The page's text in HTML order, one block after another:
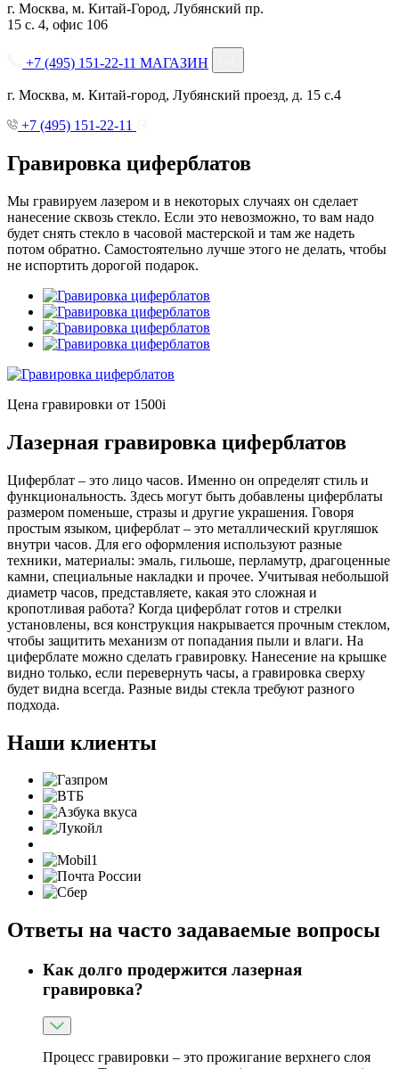
г. Москва, м. Китай-Город, Лубянский пр.
15 с. 4, офис 106
+7 (495) 151-22-11 МАГАЗИН
г. Москва, м. Китай-город, Лубянский проезд, д. 15 с.4
+7 (495) 151-22-11
Гравировка циферблатов
Мы гравируем лазером и в некоторых случаях он сделает
нанесение сквозь стекло. Если это невозможно, то вам надо
будет снять стекло в часовой мастерской и там же надеть
потом обратно. Самостоятельно лучше этого не делать, чтобы
не испортить дорогой подарок.
Цена гравировки от 1500i
Лазерная гравировка циферблатов
Циферблат – это лицо часов. Именно он определят стиль и
функциональность. Здесь могут быть добавлены циферблаты
размером поменьше, стразы и другие украшения. Говоря
простым языком, циферблат – это металлический кругляшок
внутри часов. Для его оформления используют разные
техники, материалы: эмаль, гильоше, перламутр, драгоценные
камни, специальные накладки и прочее. Учитывая небольшой
диаметр часов, представляете, какая это сложная и
кропотливая работа? Когда циферблат готов и стрелки
установлены, вся конструкция накрывается прочным стеклом,
чтобы защитить механизм от попадания пыли и влаги. На
циферблате можно сделать гравировку. Нанесение на крышке
видно только, если перевернуть часы, а гравировка сверху
будет видна всегда. Разные виды стекла требуют разного
подхода.
Наши клиенты
Ответы на часто задаваемые вопросы
Как долго продержится лазерная
гравировка?
Процесс гравировки – это прожигание верхнего слоя